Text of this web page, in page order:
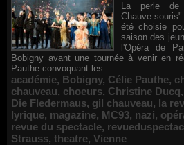
La perle de
Chauve-
été choisie
saison des
l'Opéra de
Bobigny avant une tournée à venir en
Pauthe convoquant les...
académie, Bobigny, Célie Pauthe,
chauveau, choeurs, Christine Ducq,
Die Fledermaus, gil chauveau, la
lyrique, magazine, MC93, nazi,
revue du spectacle,
Strauss, theatre, Vienne